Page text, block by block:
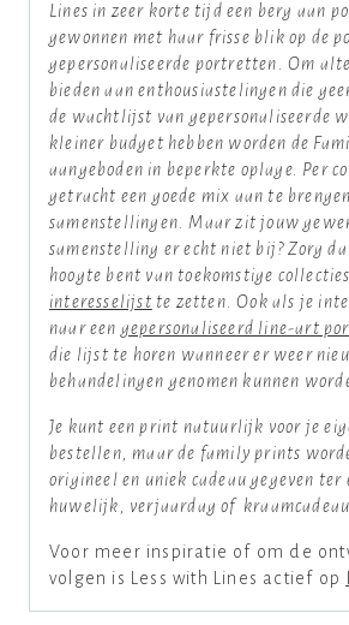
Lines in zeer korte tijd een berg aan
gewonnen met haar frisse blik op de
gepersonaliseerde portretten. Om
bieden aan enthousiastelingen die
de wachtlijst van gepersonaliseerde
kleiner budget hebben worden de
aangeboden in beperkte oplage. Per
getracht een goede mix aan te
samenstellingen. Maar zit jouw
samenstelling er echt niet bij? Zorg
hoogte bent van toekomstige
interesselijst te zetten. Ook als je
naar een gepersonaliseerd line-art
die lijst te horen wanneer er weer
behandelingen genomen kunnen
Je kunt een print natuurlijk voor je
bestellen, maar de family prints
origineel en uniek cadeau gegeven ter
huwelijk, verjaardag of
Voor meer inspiratie of om de
volgen is Less with Lines actief op